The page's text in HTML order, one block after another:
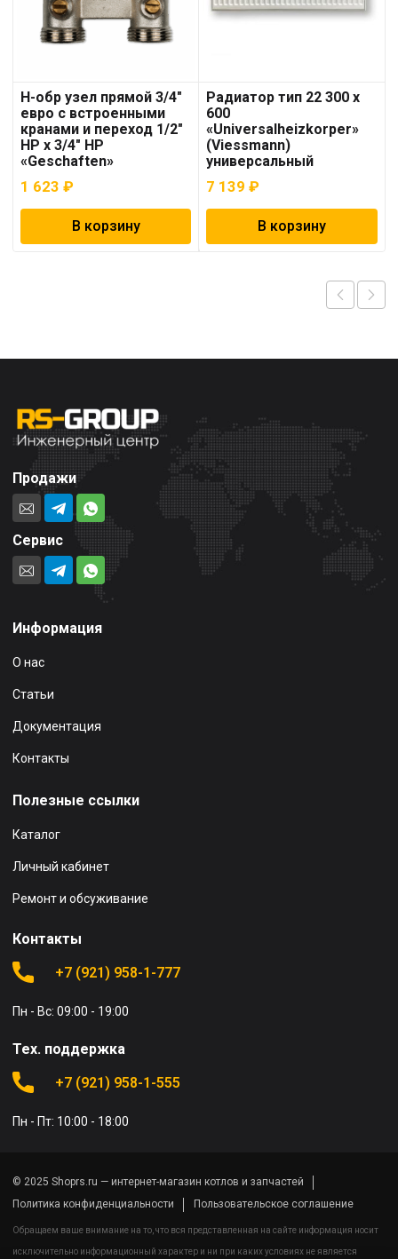
Н-обр узел прямой 3/4″
евро с встроенными
кранами и переход 1/2″
НР х 3/4″ НР
«Geschaften»
1 623 ₽
В корзину
Радиатор тип 22 300 х
600
«Universalheizkorper»
(Viessmann)
универсальный
7 139₽
В корзину
Продажи
Сервис
Информация
О нас
Статьи
Документация
Контакты
Полезные ссылки
Каталог
Личный кабинет
Ремонт и обсуживание
Контакты
+7 (921) 958-1-777
Пн - Вс: 09:00 - 19:00
Тех. поддержка
+7 (921) 958-1-555
Пн - Пт: 10:00 - 18:00
© 2025 Shoprs.ru — интернет-магазин котлов и запчастей
Политика конфиденциальности
Пользовательское соглашение
Обращаем ваше внимание на то, что вся представленная на сайте информация носит
исключительно информационный характер и ни при каких условиях не является